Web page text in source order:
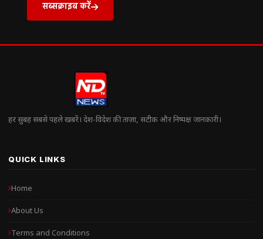
सब्सक्राइब करें
हर सुबह सबसे पहले खबरें। देश-विदेश की ताज़ा, सटीक और निष्पक्ष जानकारी।
QUICK LINKS
Home
About Us
Terms and Conditions